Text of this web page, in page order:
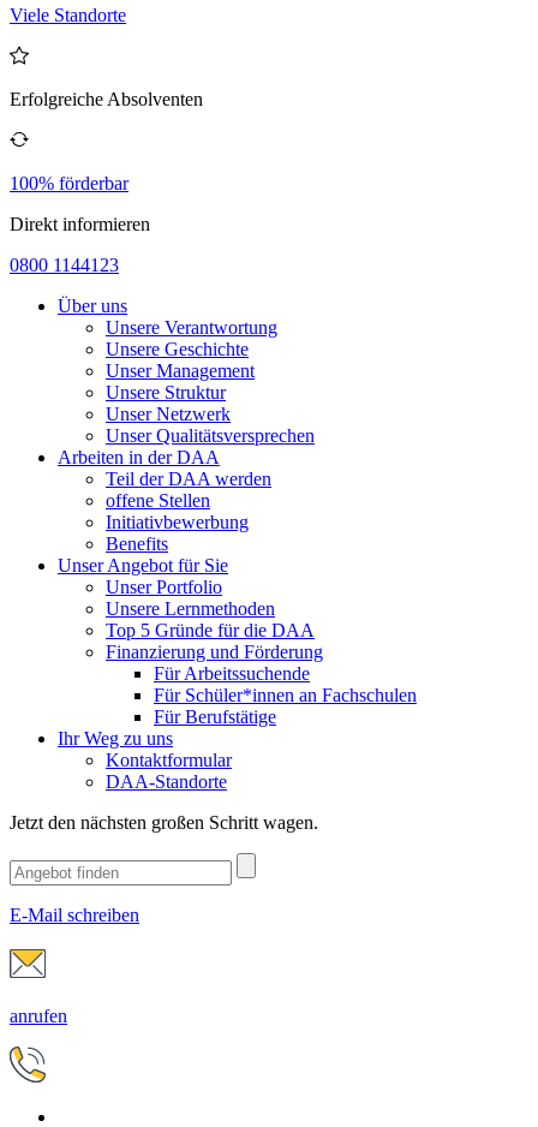
Viele Standorte
Erfolgreiche Absolventen
100% förderbar
Direkt informieren
0800 1144123
Über uns
Unsere Verantwortung
Unsere Geschichte
Unser Management
Unsere Struktur
Unser Netzwerk
Unser Qualitätsversprechen
Arbeiten in der DAA
Teil der DAA werden
offene Stellen
Initiativbewerbung
Benefits
Unser Angebot für Sie
Unser Portfolio
Unsere Lernmethoden
Top 5 Gründe für die DAA
Finanzierung und Förderung
Für Arbeitssuchende
Für Schüler*innen an Fachschulen
Für Berufstätige
Ihr Weg zu uns
Kontaktformular
DAA-Standorte
Jetzt den nächsten großen Schritt wagen.
E-Mail schreiben
anrufen